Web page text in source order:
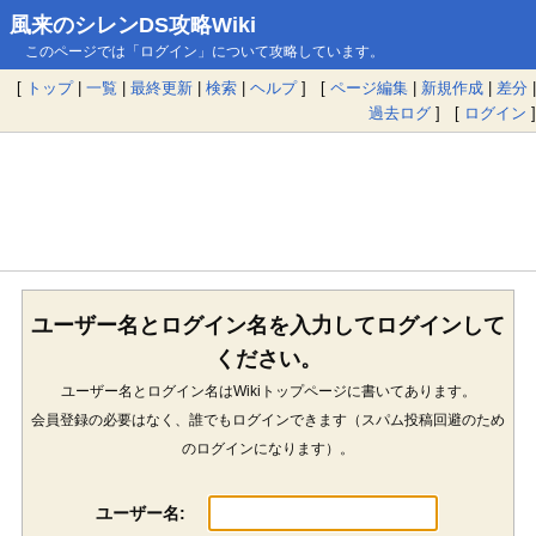
風来のシレンDS攻略Wiki
このページでは「ログイン」について攻略しています。
[ トップ| 一覧 | 最終更新 | 検索 | ヘルプ] [ ページ編集 | 新規作成 | 差分 |
過去ログ ] [ ログイン ]
ユーザー名とログイン名を入力してログインして
ください。
ユーザー名とログイン名はWikiトップページに書いてあります。
会員登録の必要はなく、誰でもログインできます（スパム投稿回避のため
のログインになります）。
ユーザー名: